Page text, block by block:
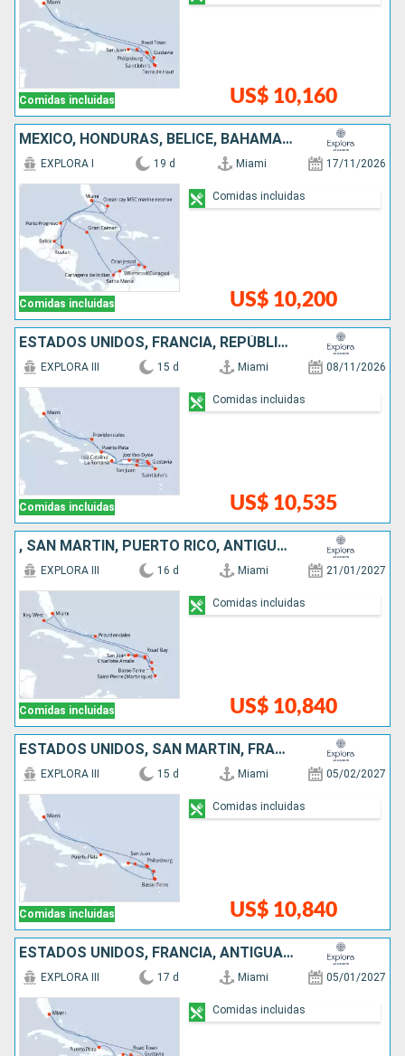
Comidas incluidas US$ 10,160
MÉXICO, HONDURAS, BELICE, BAHAMAS, ARUBA, COLOMBIA, ISLAS CAIMÁN, ESTADOS UNIDOS
Comidas incluidas
EXPLORA I 19 d Miami 17/11/2026
US$ 10,200
Comidas incluidas
ESTADOS UNIDOS, FRANCIA, REPÚBLICA DOMINICANA, PUERTO RICO, , ANTIGUA Y BARBUDA
Comidas incluidas
EXPLORA III 15 d Miami 08/11/2026
US$ 10,535
Comidas incluidas
, SAN MARTÍN, PUERTO RICO, ANTIGUA Y BARBUDA, FRANCIA, ESTADOS UNIDOS
Comidas incluidas
EXPLORA III 16 d Miami 21/01/2027
US$ 10,840
Comidas incluidas
ESTADOS UNIDOS, SAN MARTÍN, FRANCIA, ANTIGUA Y BARBUDA, PUERTO RICO, REPÚBLICA DOMINICANA
Comidas incluidas
EXPLORA III 15 d Miami 05/02/2027
US$ 10,840
Comidas incluidas
ESTADOS UNIDOS, FRANCIA, ANTIGUA Y BARBUDA, PUERTO RICO, SAN MARTÍN, GRENADA, SANTA LUCIA, REPÚBLICA DOMINICANA
EXPLORA III 17 d Miami 05/01/2027
Comidas incluidas